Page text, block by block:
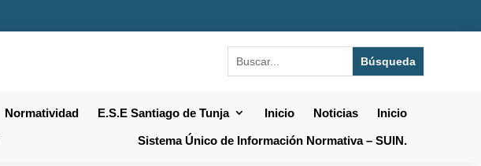
Normatividad E.S.E Santiago de Tunja Inicio Noticias Inicio
Sistema Único de Información Normativa – SUIN.